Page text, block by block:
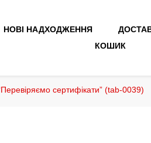
НОВІ НАДХОДЖЕННЯ
КОШИК
сертифікати” (tab-0039)